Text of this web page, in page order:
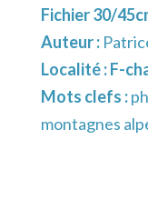
Fichier 30/
Auteur :
Localité :F-
Mots clefs :
montagnes